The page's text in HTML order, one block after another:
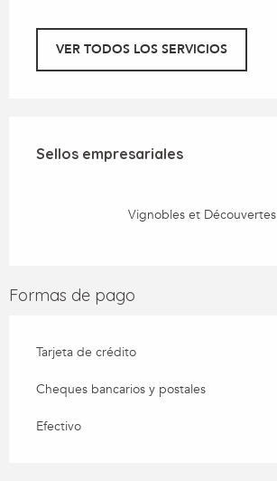
VER TODOS LOS SERVICIOS
Sellos empresariales
Sellos empresariales
Vignobles et Découvertes
Formas de pago
Tarjeta de crédito
Cheques bancarios y postales
Efectivo